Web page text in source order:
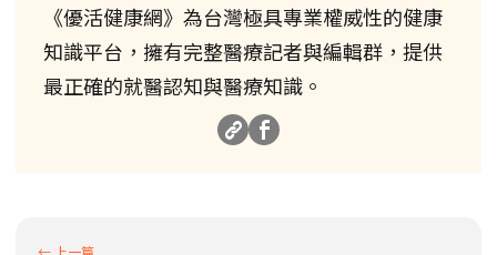
《優活健康網》為台灣極具專業權威性的健康
知識平台，擁有完整醫療記者與編輯群，提供
最正確的就醫認知與醫療知識。